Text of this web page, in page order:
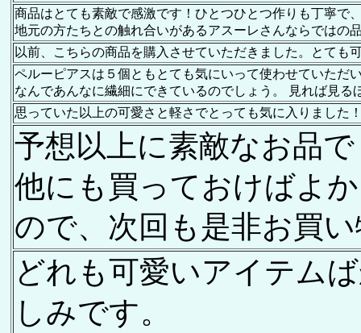
商品はとても素敵で感激です！ひとつひとつ作りも丁寧で
地元の方たちとの触れ合いがあるアスーレさんならではの
以前、こちらの商品を購入させていただきました。とても
ペルーピアスは５個ともとても気にいって使わせていただ
なんであんなに繊細にできているのでしょう。 見れば見る
思っていた以上の可愛さと軽さでとっても気に入りました
予想以上に素敵なお品
他にも買っておけばよ
ので、次回も是非お買
どれも可愛いアイテム
しみです。